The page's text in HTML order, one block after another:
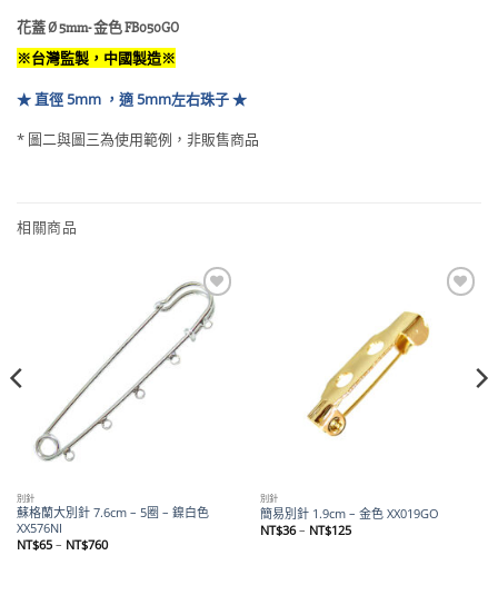
花蓋 Ø 5mm- 金色 FB050GO
※台灣監製，中國製造※
★ 直徑 5mm ，適 5mm左右珠子 ★
* 圖二與圖三為使用範例，非販售商品
相關商品
Add to
wishlist
別針
蘇格蘭大別針 7.6cm – 5圈 – 鎳白色
XX576NI
NT$65 – NT$760價
別針
簡易別針 1.9cm – 金色 XX019GO
NT$36 – NT$125價